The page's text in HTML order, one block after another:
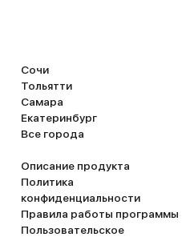
простая
Ничего не
Мощности
уверенно
потоке
до
на обгон
Большие
но проблем
100 км/ч
нет.
Конечно,
однако
Сочи
Тольятти
Самара
Екатеринбург
Все города
Описание продукта
Политика
конфиденциальности
Правила работы программы
Пользовательское